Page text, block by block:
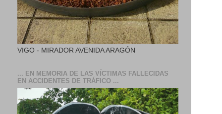
VIGO - MIRADOR AVENIDA ARAGÓN
... EN MEMORIA DE LAS VÍCTIMAS FALLECIDAS
EN ACCIDENTES DE TRÁFICO ...